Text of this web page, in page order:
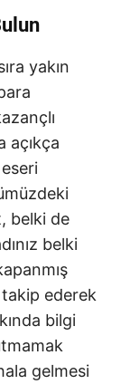
yakın
açıkça
belki de
belki
ederek
bilgi
gelmesi